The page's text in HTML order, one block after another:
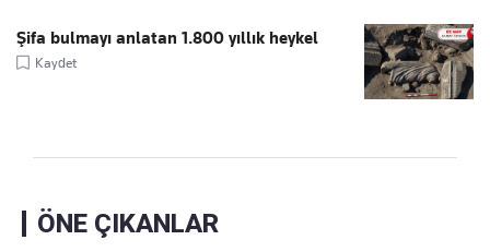
Şifa bulmayı anlatan 1.800 yıllık heykel
Kaydet
ÖNE ÇIKANLAR